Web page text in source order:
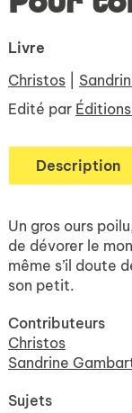
Livre
Christos
Edité par
Description
Un gros ours
de dévorer le
même s’il doute
son petit.
Contributeurs
Christos
Sandrine
Sujets